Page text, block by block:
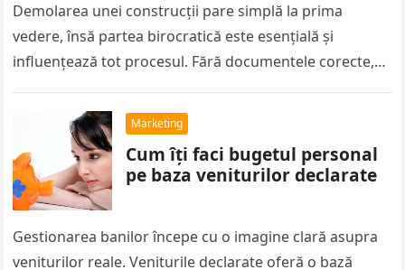
Demolarea unei construcții pare simplă la prima
vedere, însă partea birocratică este esențială și
influențează tot procesul. Fără documentele corecte,
Marketing
Cum îți faci bugetul personal
pe baza veniturilor declarate
Gestionarea banilor începe cu o imagine clară asupra
veniturilor reale. Veniturile declarate oferă o bază